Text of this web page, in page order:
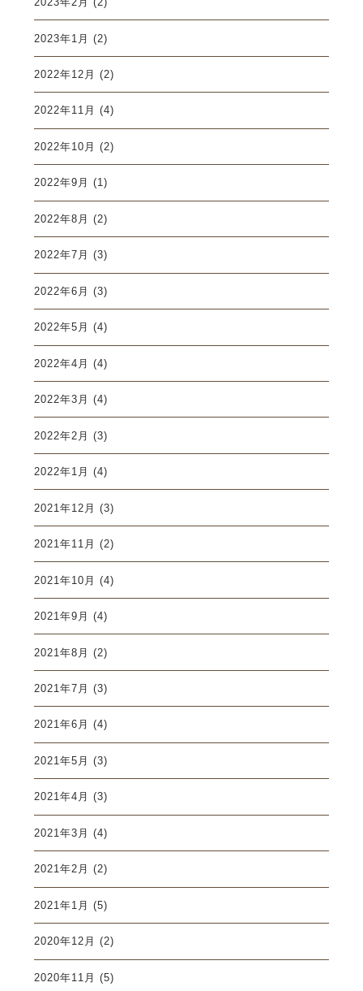
2023年1月 (2)
2022年12月 (2)
2022年11月 (4)
2022年10月 (2)
2022年9月 (1)
2022年8月 (2)
2022年7月 (3)
2022年6月 (3)
2022年5月 (4)
2022年4月 (4)
2022年3月 (4)
2022年2月 (3)
2022年1月 (4)
2021年12月 (3)
2021年11月 (2)
2021年10月 (4)
2021年9月 (4)
2021年8月 (2)
2021年7月 (3)
2021年6月 (4)
2021年5月 (3)
2021年4月 (3)
2021年3月 (4)
2021年2月 (2)
2021年1月 (5)
2020年12月 (2)
2020年11月 (5)